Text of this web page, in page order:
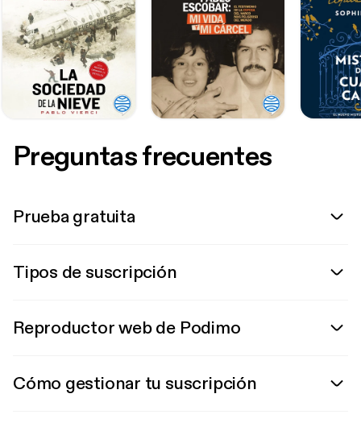
Preguntas frecuentes
Prueba gratuita
Tipos de suscripción
Reproductor web de Podimo
Cómo gestionar tu suscripción